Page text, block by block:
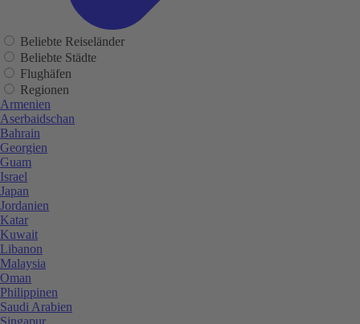
Beliebte Reiseländer
Beliebte Städte
Flughäfen
Regionen
Armenien
Aserbaidschan
Bahrain
Georgien
Guam
Israel
Japan
Jordanien
Katar
Kuwait
Libanon
Malaysia
Oman
Philippinen
Saudi Arabien
Singapur